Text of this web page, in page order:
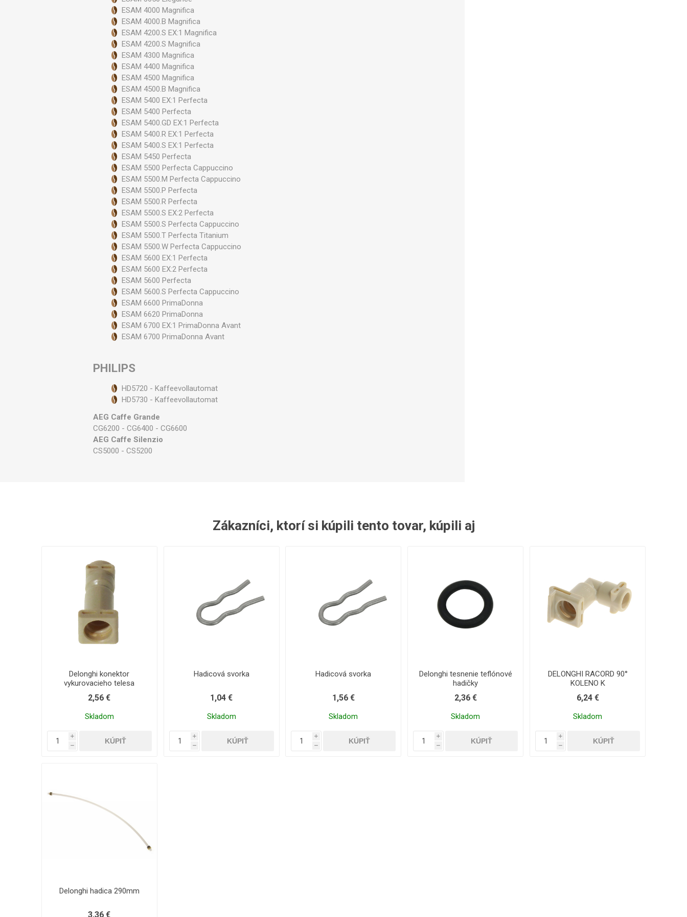
ESAM 4000 Magnifica
ESAM 4000.B Magnifica
ESAM 4200.S EX:1 Magnifica
ESAM 4200.S Magnifica
ESAM 4300 Magnifica
ESAM 4400 Magnifica
ESAM 4500 Magnifica
ESAM 4500.B Magnifica
ESAM 5400 EX:1 Perfecta
ESAM 5400 Perfecta
ESAM 5400.GD EX:1 Perfecta
ESAM 5400.R EX:1 Perfecta
ESAM 5400.S EX:1 Perfecta
ESAM 5450 Perfecta
ESAM 5500 Perfecta Cappuccino
ESAM 5500.M Perfecta Cappuccino
ESAM 5500.P Perfecta
ESAM 5500.R Perfecta
ESAM 5500.S EX:2 Perfecta
ESAM 5500.S Perfecta Cappuccino
ESAM 5500.T Perfecta Titanium
ESAM 5500.W Perfecta Cappuccino
ESAM 5600 EX:1 Perfecta
ESAM 5600 EX:2 Perfecta
ESAM 5600 Perfecta
ESAM 5600.S Perfecta Cappuccino
ESAM 6600 PrimaDonna
ESAM 6620 PrimaDonna
ESAM 6700 EX:1 PrimaDonna Avant
ESAM 6700 PrimaDonna Avant
PHILIPS
HD5720 - Kaffeevollautomat
HD5730 - Kaffeevollautomat
AEG Caffe Grande
CG6200 - CG6400 - CG6600
AEG Caffe Silenzio
CS5000 - CS5200
Zákazníci, ktorí si kúpili tento tovar, kúpili aj
Delonghi konektor
vykurovacieho telesa
2,56 €
Skladom
i
h
Hadicová svorka
1,04 €
Skladom
i
h
Hadicová svorka
1,56 €
Skladom
i
h
Delonghi tesnenie teflónové
hadičky
2,36 €
Skladom
i
h
DELONGHI RACORD 90°
KOLENO K
VYKUROVACIEMU TELESU
6,24 €
Skladom
i
h
Delonghi hadica 290mm
3,36 €